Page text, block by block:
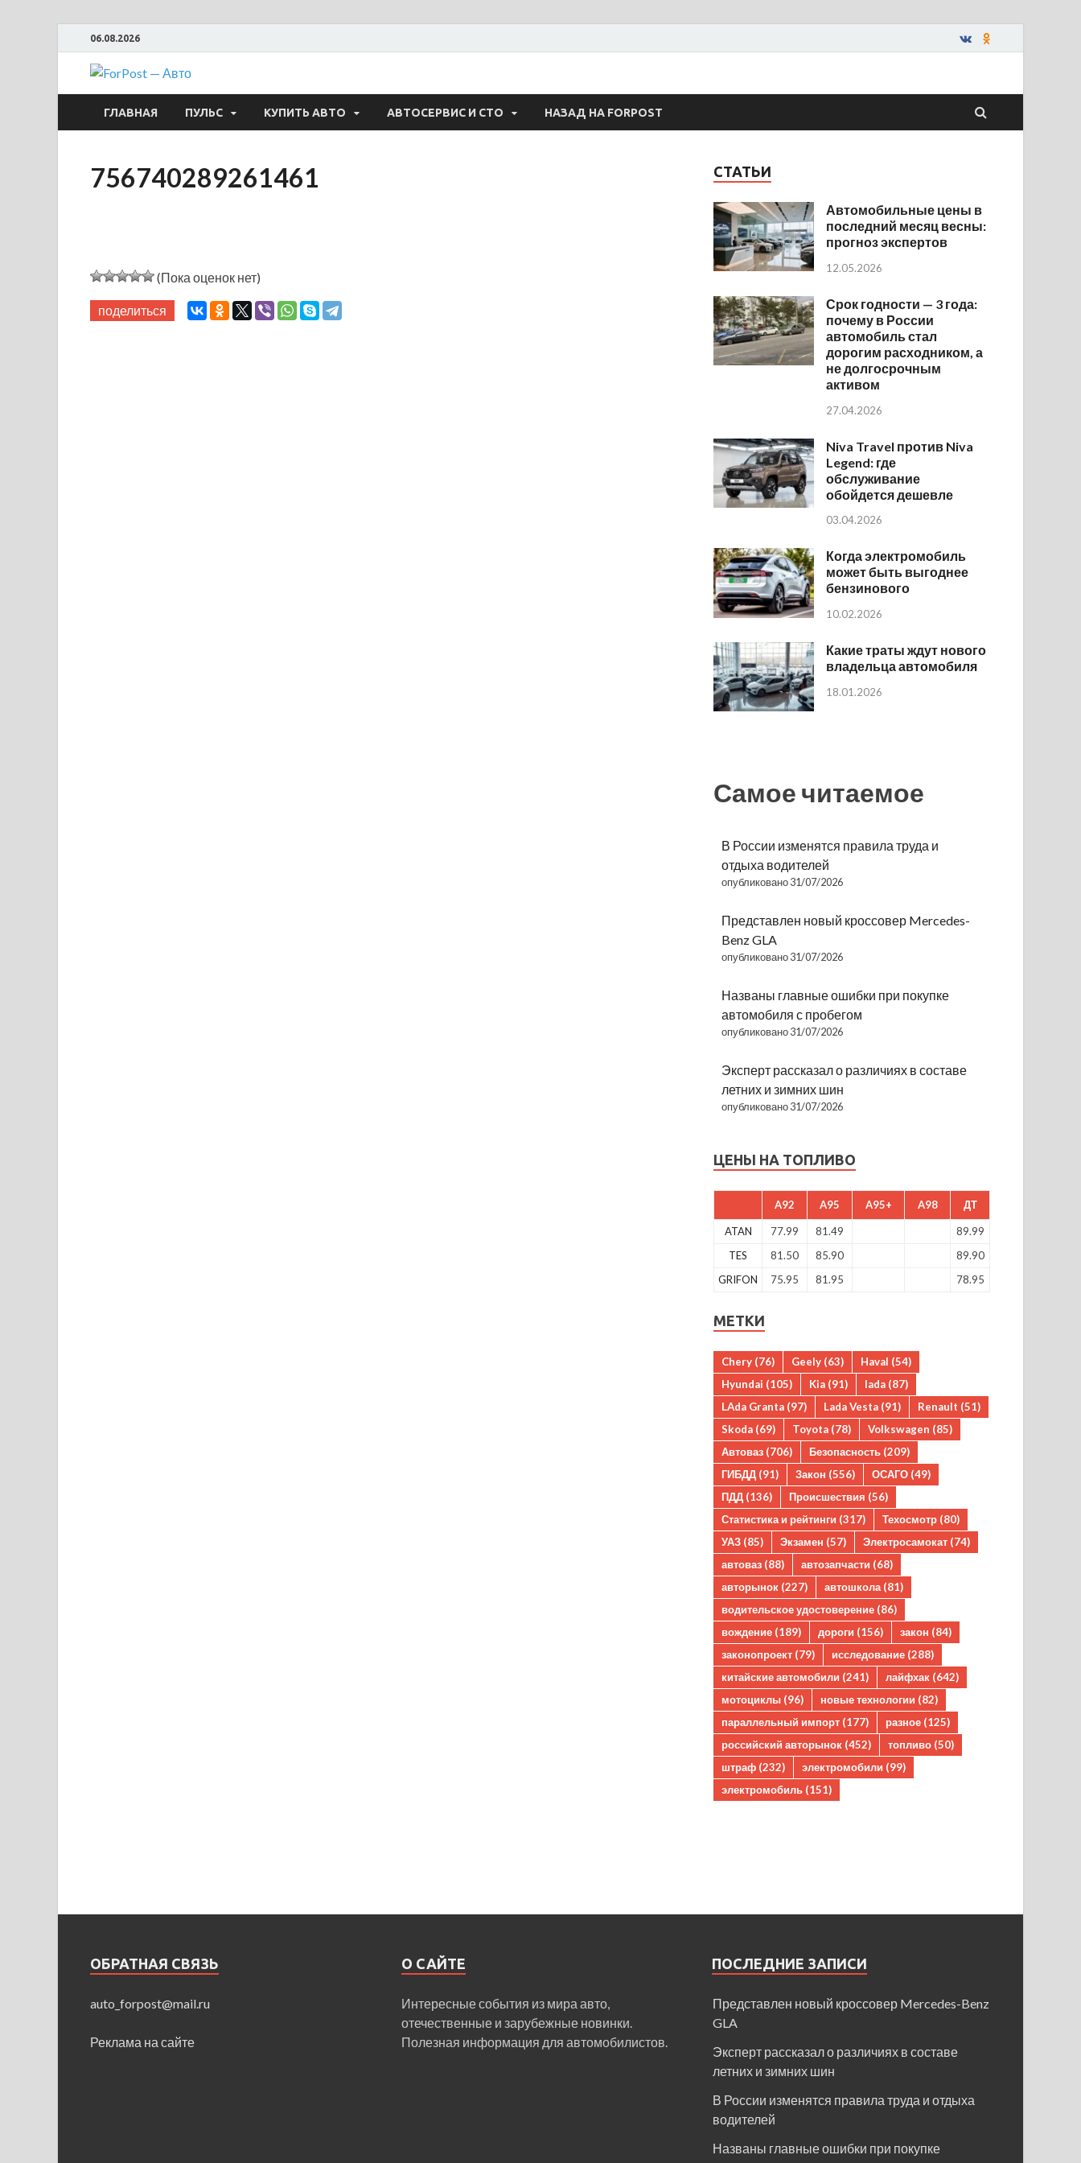
06.08.2026
ForPost — Авто
ГЛАВНАЯ ПУЛЬС КУПИТЬ АВТО АВТОСЕРВИС И СТО НАЗАД НА FORPOST
756740289261461
(Пока оценок нет)
поделиться
СТАТЬИ
Автомобильные цены в
последний месяц весны:
прогноз экспертов
12.05.2026
Срок годности — 3 года:
почему в России
автомобиль стал
дорогим расходником, а
не долгосрочным
активом
27.04.2026
Niva Travel против Niva
Legend: где
обслуживание
обойдется дешевле
03.04.2026
Когда электромобиль
может быть выгоднее
бензинового
10.02.2026
Какие траты ждут нового
владельца автомобиля
18.01.2026
Самое читаемое
В России изменятся правила труда и
отдыха водителей
опубликовано 31/07/2026
Представлен новый кроссовер Mercedes-
Benz GLA
опубликовано 31/07/2026
Названы главные ошибки при покупке
автомобиля с пробегом
опубликовано 31/07/2026
Эксперт рассказал о различиях в составе
летних и зимних шин
опубликовано 31/07/2026
ЦЕНЫ НА ТОПЛИВО
A92 A95 A95+ A98 ДТ
ATAN 77.99 81.49
89.99
TES
81.50 85.90
89.90
GRIFON
75.95 81.95 78.95
МЕТКИ
Chery (76) Geely (63) Haval (54)
Hyundai (105) Kia (91) lada (87)
LAda Granta (97) Lada Vesta (91) Renault (51)
Skoda (69) Toyota (78) Volkswagen (85)
Автоваз (706) Безопасность (209)
ГИБДД (91) Закон (556) ОСАГО (49)
ПДД (136) Происшествия (56)
Статистика и рейтинги (317) Техосмотр (80)
УАЗ (85) Экзамен (57) Электросамокат (74)
автоваз (88) автозапчасти (68)
авторынок (227) автошкола (81)
водительское удостоверение (86)
вождение (189) дороги (156) закон (84)
законопроект (79) исследование (288)
китайские автомобили (241) лайфхак (642)
мотоциклы (96) новые технологии (82)
параллельный импорт (177) разное (125)
российский авторынок (452) топливо (50)
штраф (232) электромобили (99)
электромобиль (151)
ОБРАТНАЯ СВЯЗЬ
auto_forpost@mail.ru
Реклама на сайте
О САЙТЕ
Интересные события из мира авто,
отечественные и зарубежные новинки.
Полезная информация для автомобилистов.
ПОСЛЕДНИЕ ЗАПИСИ
Представлен новый кроссовер Mercedes-Benz
GLA
Эксперт рассказал о различиях в составе
летних и зимних шин
В России изменятся правила труда и отдыха
водителей
Названы главные ошибки при покупке